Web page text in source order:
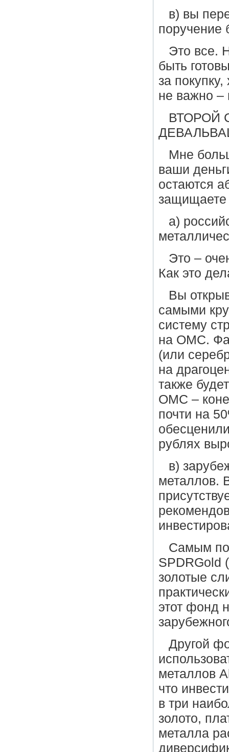
в) вы
поручение
Это все.
быть
за
не важно –
ВТОРОЙ
Мне
ваши
остаются
защищаете
а)
Это –
Как это
Вы
самыми
систему
на ОМС.
(или
на
также
ОМС –
почти на
рублях
в)
металлов.
Самым
SPDRGold
золотые
этот фонд
Другой
металлов
что
в три
золото,
металла